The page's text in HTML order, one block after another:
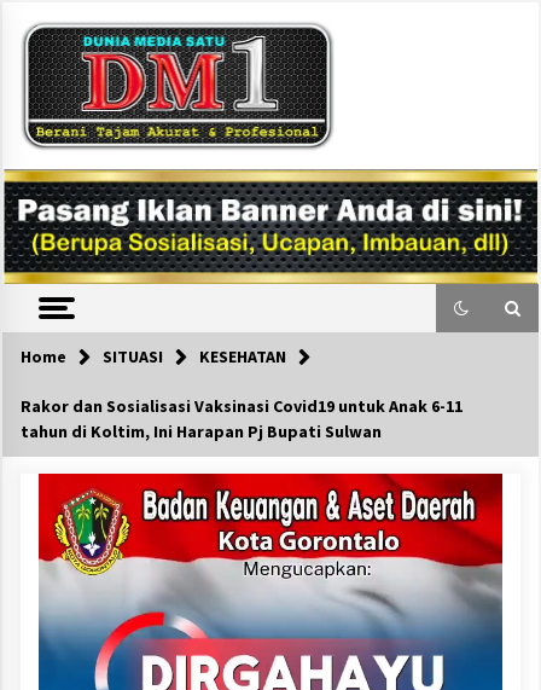
content
DM1
Home SITUASI KESEHATAN
Rakor dan Sosialisasi Vaksinasi Covid19 untuk Anak 6-11
tahun di Koltim, Ini Harapan Pj Bupati Sulwan